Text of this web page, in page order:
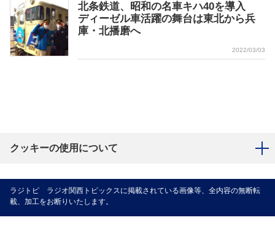
北条鉄道、昭和の名車キハ40を導入
ディーゼル車活躍の舞台は東北から兵
庫・北播磨へ
2022/03/03
クッキーの使用について
ラジトピ ラジオ関西トピックスに掲載されている画像等、全内容の無断転
載、加工をお断りいたします。